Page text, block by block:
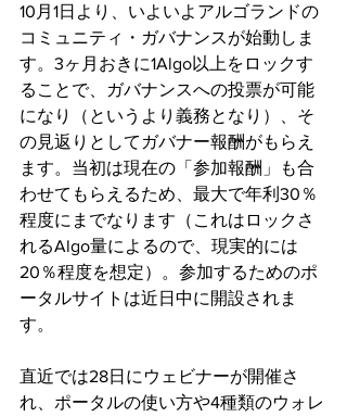
10月1日より、いよいよアルゴランドの
コミュニティ・ガバナンスが始動しま
す。3ヶ月おきに1Algo以上をロックす
ることで、ガバナンスへの投票が可能
になり（というより義務となり）、そ
の見返りとしてガバナー報酬がもらえ
ます。当初は現在の「参加報酬」も合
わせてもらえるため、最大で年利30％
程度にまでなります（これはロックさ
れるAlgo量によるので、現実的には
20％程度を想定）。参加するためのポ
ータルサイトは近日中に開設されま
す。
直近では28日にウェビナーが開催さ
れ、ポータルの使い方や4種類のウォレ